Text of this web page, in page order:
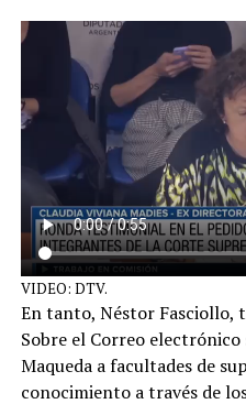
VIDEO: DTV.
En tanto, Néstor Fasciollo,
Sobre el Correo
Maqueda a facultades de
conocimiento a través de